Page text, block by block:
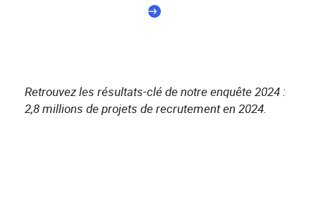
Retrouvez les résultats-clé de notre enquête 2024 :
2,8 millions de projets de recrutement en 2024.